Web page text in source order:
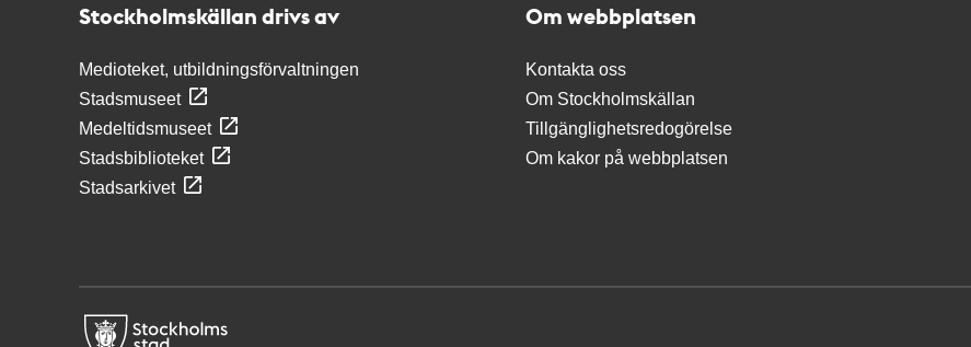
Stockholmskällan drivs av
Medioteket, utbildningsförvaltningen
Stadsmuseet
Medeltidsmuseet
Stadsbiblioteket
Stadsarkivet
Om webbplatsen
Kontakta oss
Om Stockholmskällan
Tillgänglighetsredogörelse
Om kakor på webbplatsen